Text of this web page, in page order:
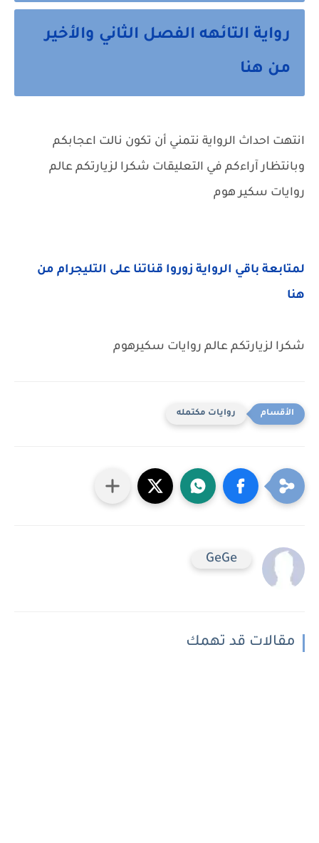
رواية التائهه الفصل الثاني والأخير
من هنا
انتهت احداث الرواية نتمني أن تكون نالت اعجابكم
وبانتظار آراءكم في التعليقات شكرا لزيارتكم عالم
روايات سكير هوم
لمتابعة باقي الرواية زوروا قناتنا على التليجرام من
هنا
شكرا لزيارتكم عالم روايات سكيرهوم
روايات مكتمله
GeGe
مقالات قد تهمك